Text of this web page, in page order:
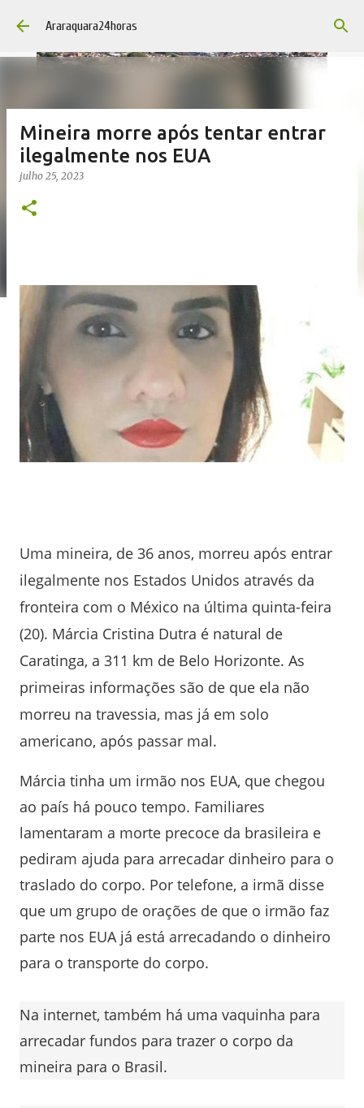
Pular para o conteúdo principal
Araraquara24horas
Mineira morre após tentar entrar
ilegalmente nos EUA
julho 25, 2023
Uma mineira, de 36 anos, morreu após entrar
ilegalmente nos Estados Unidos através da
fronteira com o México na última quinta-feira
(20). Márcia Cristina Dutra é natural de
Caratinga, a 311 km de Belo Horizonte. As
primeiras informações são de que ela não
morreu na travessia, mas já em solo
americano, após passar mal.
Márcia tinha um irmão nos EUA, que chegou
ao país há pouco tempo. Familiares
lamentaram a morte precoce da brasileira e
pediram ajuda para arrecadar dinheiro para o
traslado do corpo. Por telefone, a irmã disse
que um grupo de orações de que o irmão faz
parte nos EUA já está arrecadando o dinheiro
para o transporte do corpo.
Na internet, também há uma vaquinha para
arrecadar fundos para trazer o corpo da
mineira para o Brasil.